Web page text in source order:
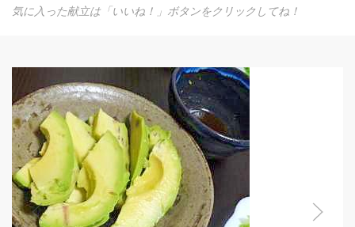
気に入った献立は「いいね！」ボタンをクリックしてね！